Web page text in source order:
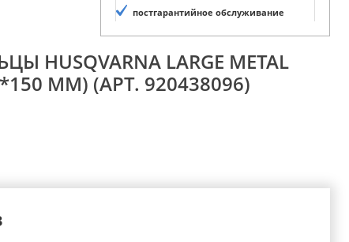
постгарантийное обслуживание
HUSQVARNA LARGE METAL
ММ) (АРТ. 920438096)